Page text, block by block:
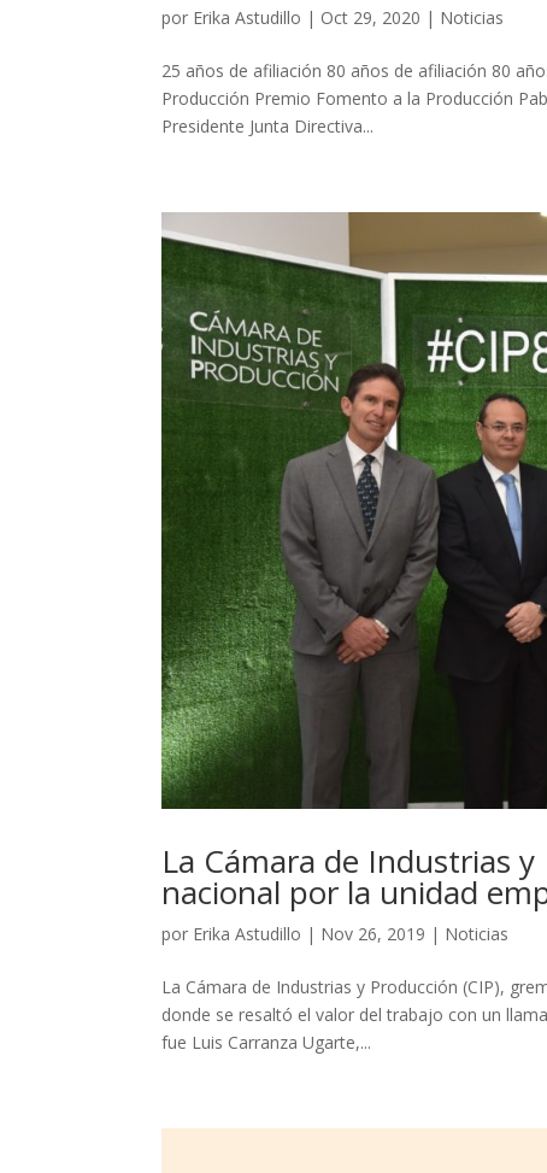
por Erika Astudillo | Oct 29, 2020 | Noticias
25 años de afiliación 80 años de afiliación 80
Producción Premio Fomento a la Producción
Presidente Junta Directiva...
La Cámara de Industrias
nacional por la unidad
por Erika Astudillo | Nov 26, 2019 | Noticias
La Cámara de Industrias y Producción (CIP),
donde se resaltó el valor del trabajo con un
fue Luis Carranza Ugarte,...